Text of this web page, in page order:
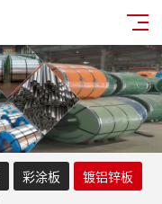
彩涂板
镀铝锌板